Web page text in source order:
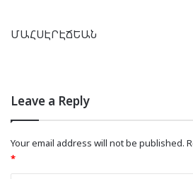
ՄԱՀՍԷՐԷՃԵԱՆ
Leave a Reply
Your email address will not be published.
*